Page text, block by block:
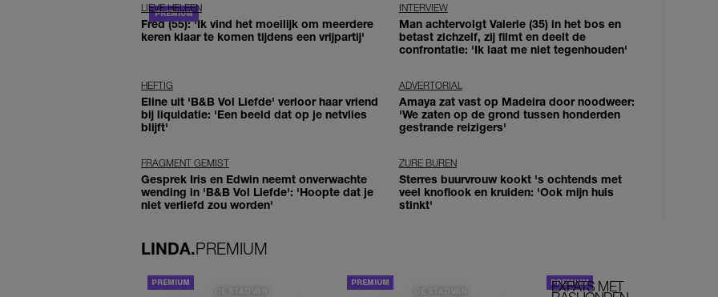
LIEVE HELEEN
Fred (55): 'Ik vind het moeilijk om meerdere
keren klaar te komen tijdens een vrijpartij'
INTERVIEW
Man achtervolgt Valerie (35) in het bos en
betast zichzelf, zij filmt en deelt de
confrontatie: 'Ik laat me niet tegenhouden'
HEFTIG
Eline uit 'B&B Vol Liefde' verloor haar vriend
bij liquidatie: 'Een beeld dat op je netvlies
blijft'
ADVERTORIAL
Amaya zat vast op Madeira door noodweer:
'We zaten op de grond tussen honderden
gestrande reizigers'
FRAGMENT GEMIST
Gesprek Iris en Edwin neemt onverwachte
wending in 'B&B Vol Liefde': 'Hoopte dat je
niet verliefd zou worden'
ZURE BUREN
Sterres buurvrouw kookt 's ochtends met
veel knoflook en kruiden: 'Ook mijn huis
stinkt'
LINDA.PREMIUM
DE STAD VAN DE STAD VAN EXPATS MET